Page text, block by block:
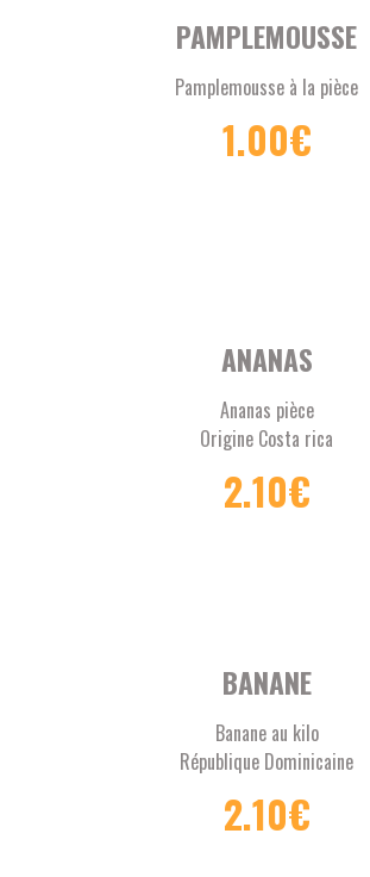
PAMPLEMOUSSE
Pamplemousse à la pièce
1.00€
ANANAS
Ananas pièce
Origine Costa rica
2.10€
BANANE
Banane au kilo
République Dominicaine
2.10€